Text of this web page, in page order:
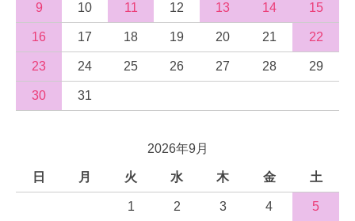
9 10 11 12 13 14 15
16 17 18 19 20 21 22
23 24 25 26 27 28 29
30 31
2026年9月
日 月 火 水 木 金 土
1 2 3 4 5